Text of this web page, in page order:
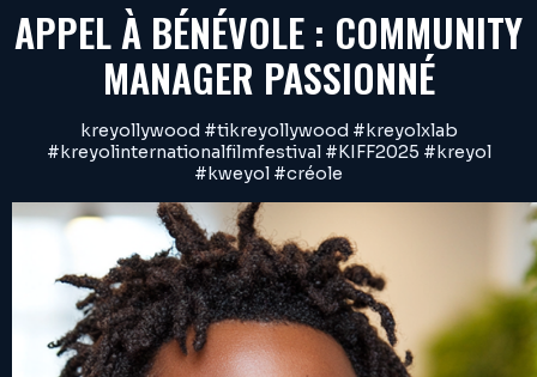
APPEL À BÉNÉVOLE : COMMUNITY
MANAGER PASSIONNÉ
kreyollywood #tikreyollywood #kreyolxlab
#kreyolinternationalfilmfestival #KIFF2025 #kreyol
#kweyol #créole